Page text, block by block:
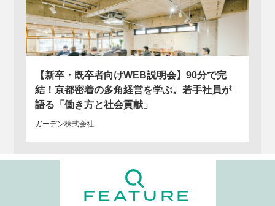
【新卒・既卒者向けWEB説明会】90分で完
結！京都密着の多角経営を学ぶ。若手社員が
語る「働き方と社会貢献」
ガーデン株式会社
FEATURE